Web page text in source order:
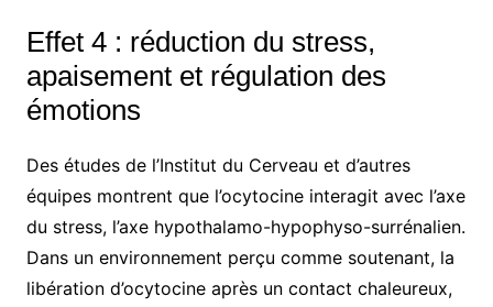
Effet 4 : réduction du stress,
apaisement et régulation des
émotions
Des études de l’Institut du Cerveau et d’autres
équipes montrent que l’ocytocine interagit avec l’axe
du stress, l’axe hypothalamo-hypophyso-surrénalien.
Dans un environnement perçu comme soutenant, la
libération d’ocytocine après un contact chaleureux,